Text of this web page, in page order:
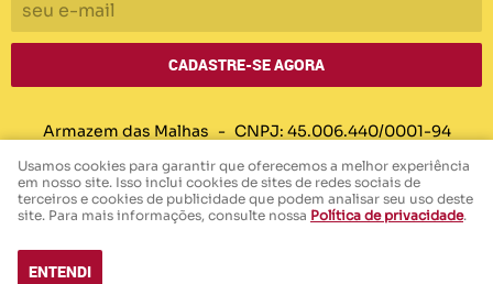
CADASTRE-SE AGORA
Armazem das Malhas CNPJ: 45.006.440/0001-94
LOJA VIRTUAL CRIADA POR
Usamos cookies para garantir que oferecemos a melhor experiência
em nosso site. Isso inclui cookies de sites de redes sociais de
terceiros e cookies de publicidade que podem analisar seu uso deste
site. Para mais informações, consulte nossa Política de privacidade.
ENTENDI